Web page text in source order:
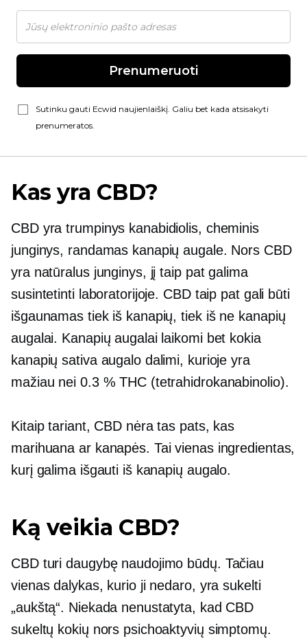
Prenumeruoti
Sutinku gauti Ecwid naujienlaiškį. Galiu bet kada atsisakyti
prenumeratos.
Kas yra CBD?
CBD yra trumpinys kanabidiolis, cheminis
junginys, randamas kanapių augale. Nors CBD
yra natūralus junginys, jį taip pat galima
susintetinti laboratorijoje. CBD taip pat gali būti
išgaunamas tiek iš kanapių, tiek iš ne kanapių
augalai. Kanapių augalai laikomi bet kokia
kanapių sativa augalo dalimi, kurioje yra
mažiau nei 0.3 % THC (tetrahidrokanabinolio).
Kitaip tariant, CBD nėra tas pats, kas
marihuana ar kanapės. Tai vienas ingredientas,
kurį galima išgauti iš kanapių augalo.
Ką veikia CBD?
CBD turi daugybę naudojimo būdų. Tačiau
vienas dalykas, kurio ji nedaro, yra sukelti
„aukštą“. Niekada nenustatyta, kad CBD
sukeltų kokių nors psichoaktyvių simptomų.